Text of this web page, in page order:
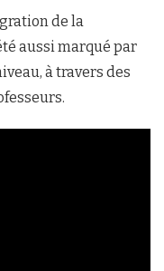
de la
aussi marqué par
à travers des